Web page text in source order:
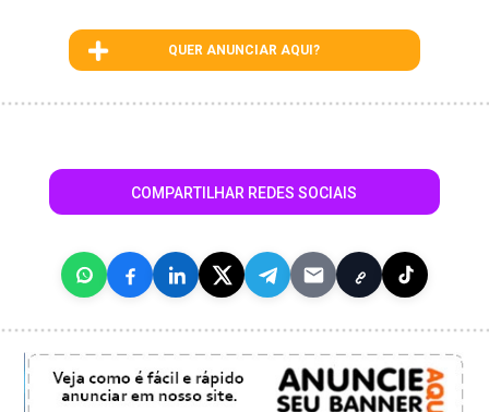
QUER ANUNCIAR AQUI?
COMPARTILHAR REDES SOCIAIS